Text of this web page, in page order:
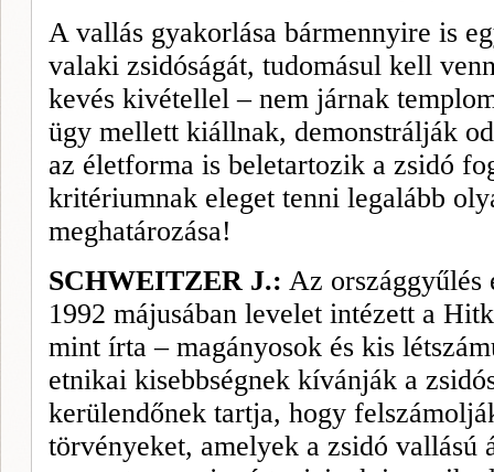
A vallás gyakorlása bármennyire is
valaki zsidóságát, tudomásul kell
kevés kivétellel – nem járnak
ügy mellett kiállnak, demonstrálják
az életforma is beletartozik a zsidó
kritériumnak eleget tenni leg­alább
meghatározása!
SCHWEITZER J.: Az
1992 májusában levelet intézett a
mint írta – magányosok és kis
etnikai kisebbségnek kívánják a
kerülendőnek tartja, hogy
törvényeket, amelyek a zsidó vallású